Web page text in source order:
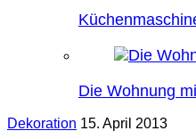
Die Wohnung
Dekoration 15. April 2013